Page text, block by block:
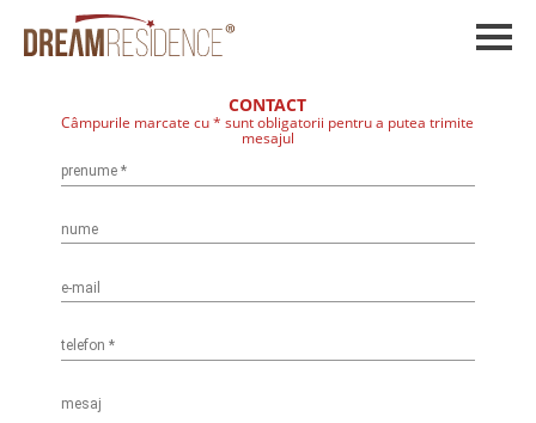
CONTACT
Câmpurile marcate cu * sunt obligatorii pentru a putea trimite
mesajul
prenume*
nume
e-mail
telefon *
mesaj